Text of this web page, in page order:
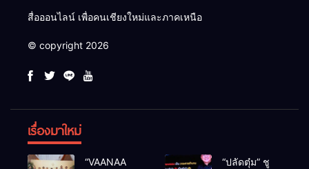
สื่อออนไลน์ เพื่อคนเชียงใหม่และภาคเหนือ
© copyright 2026
เรื่องมาใหม่
“VAANAA “ปลัดตุ๋ม” ชู